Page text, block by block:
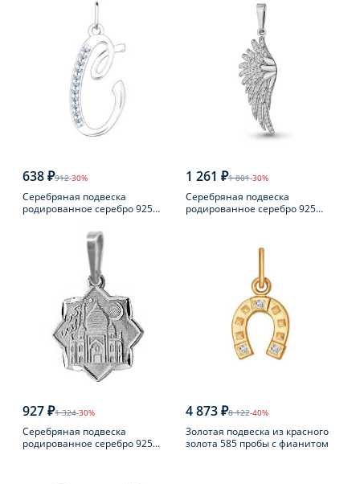
638 ₽912-30%
Серебряная подвеска
родированное серебро 925
1 261 ₽1 801-30%
Серебряная подвеска
родированное серебро 925
927 ₽1 324-30%
Серебряная подвеска
родированное серебро 925
4 873 ₽8 122-40%
Золотая подвеска из красного
золота 585 пробы с фианитом